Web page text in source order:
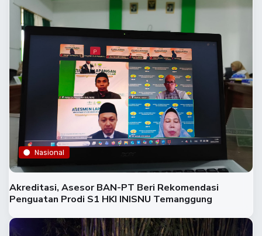
Nasional
Akreditasi, Asesor BAN-PT Beri Rekomendasi
Penguatan Prodi S1 HKI INISNU Temanggung